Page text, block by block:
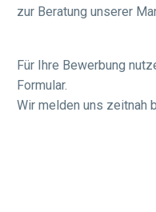
zur Beratung unserer
Für Ihre Bewerbung
Formular.
Wir melden uns zeitnah